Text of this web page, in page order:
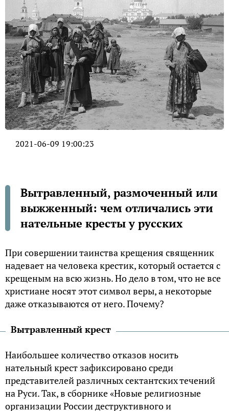
2021-06-09 19:00:23
Вытравленный, размоченный или
выжженный: чем отличались эти
нательные кресты у русских
При совершении таинства крещения священник
надевает на человека крестик, который остается с
крещеным на всю жизнь. Но дело в том, что не все
христиане носят этот символ веры, а некоторые
даже отказываются от него. Почему?
Вытравленный крест
Наибольшее количество отказов носить
нательный крест зафиксировано среди
представителей различных сектантских течений
на Руси. Так, в сборнике «Новые религиозные
организации России деструктивного и